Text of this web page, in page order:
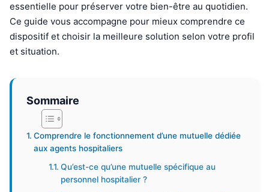
essentielle pour préserver votre bien-être au quotidien.
Ce guide vous accompagne pour mieux comprendre ce
dispositif et choisir la meilleure solution selon votre profil
et situation.
Sommaire
Comprendre le fonctionnement d’une mutuelle dédiée
aux agents hospitaliers
Qu’est-ce qu’une mutuelle spécifique au
personnel hospitalier ?